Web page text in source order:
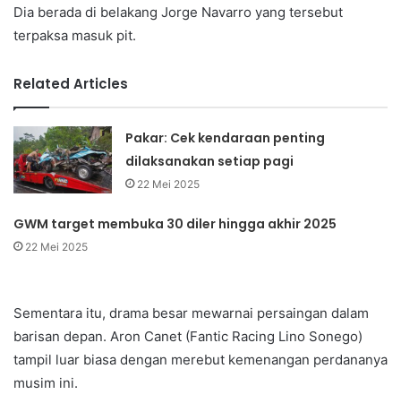
Dia berada di belakang Jorge Navarro yang tersebut
terpaksa masuk pit.
Related Articles
Pakar: Cek kendaraan penting
dilaksanakan setiap pagi
22 Mei 2025
GWM target membuka 30 diler hingga akhir 2025
22 Mei 2025
Sementara itu, drama besar mewarnai persaingan dalam
barisan depan. Aron Canet (Fantic Racing Lino Sonego)
tampil luar biasa dengan merebut kemenangan perdananya
musim ini.